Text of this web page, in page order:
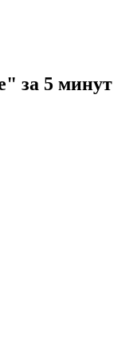
за 5 минут